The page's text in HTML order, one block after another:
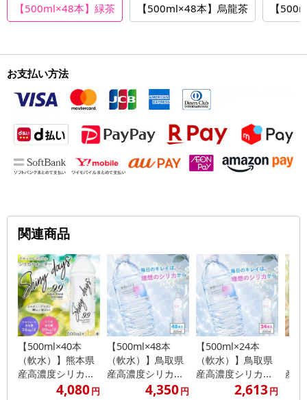
【500ml×48本】緑茶 【500ml×48本】烏龍茶 【
お支払い方法
関連商品
【500ml×40本
（軟水）】熊本県
産高濃度シリカ...
4,080円
【500ml×48本
（軟水）】鳥取県
産高濃度シリカ...
4,350円
【500ml×24本
（軟水）】鳥取県
産高濃度シリカ...
2,613円
産